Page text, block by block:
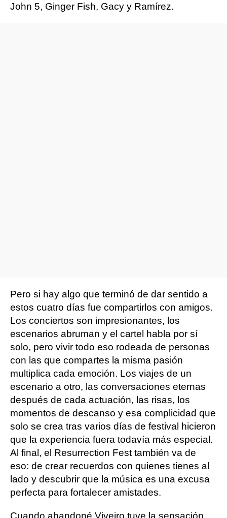
John 5, Ginger Fish, Gacy y Ramírez.
Pero si hay algo que terminó de dar sentido a
estos cuatro días fue compartirlos con amigos.
Los conciertos son impresionantes, los
escenarios abruman y el cartel habla por sí
solo, pero vivir todo eso rodeada de personas
con las que compartes la misma pasión
multiplica cada emoción. Los viajes de un
escenario a otro, las conversaciones eternas
después de cada actuación, las risas, los
momentos de descanso y esa complicidad que
solo se crea tras varios días de festival hicieron
que la experiencia fuera todavía más especial.
Al final, el Resurrection Fest también va de
eso: de crear recuerdos con quienes tienes al
lado y descubrir que la música es una excusa
perfecta para fortalecer amistades.
Cuando abandoné Viveiro tuve la sensación